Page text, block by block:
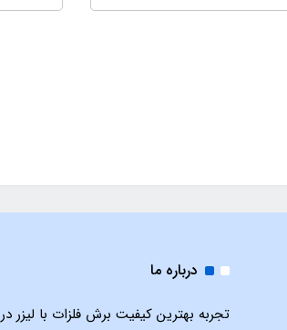
درباره ما
تجربه بهترین کیفیت برش فلزات با لیزر در